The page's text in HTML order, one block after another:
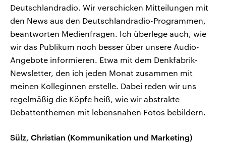
Deutschlandradio. Wir verschicken Mitteilungen mit
den News aus den Deutschlandradio-Programmen,
beantworten Medienfragen. Ich überlege auch, wie
wir das Publikum noch besser über unsere Audio-
Angebote informieren. Etwa mit dem Denkfabrik-
Newsletter, den ich jeden Monat zusammen mit
meinen Kolleginnen erstelle. Dabei reden wir uns
regelmäßig die Köpfe heiß, wie wir abstrakte
Debattenthemen mit lebensnahen Fotos bebildern.
Sülz, Christian (Kommunikation und Marketing)